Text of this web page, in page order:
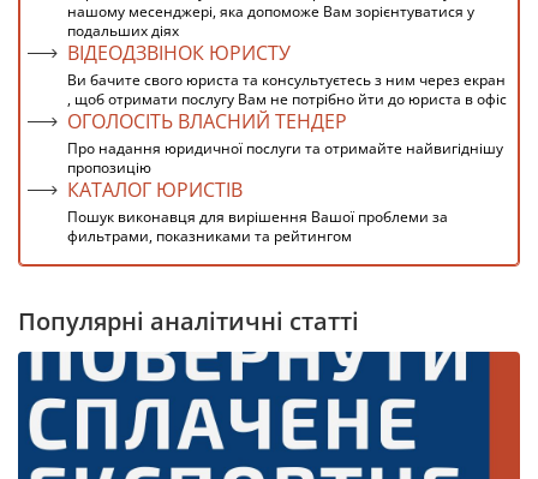
нашому месенджері, яка допоможе Вам зорієнтуватися у
подальших діях
ВІДЕОДЗВІНОК ЮРИСТУ
Ви бачите свого юриста та консультуєтесь з ним через екран
, щоб отримати послугу Вам не потрібно йти до юриста в офіс
ОГОЛОСІТЬ ВЛАСНИЙ ТЕНДЕР
Про надання юридичної послуги та отримайте найвигіднішу
пропозицію
КАТАЛОГ ЮРИСТІВ
Пошук виконавця для вирішення Вашої проблеми за
фильтрами, показниками та рейтингом
Популярні аналітичні статті